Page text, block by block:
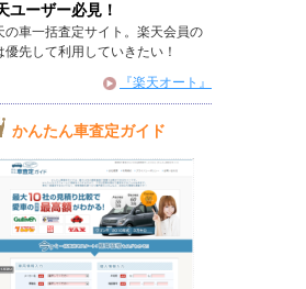
ユーザー必見！
の車一括査定サイト。楽天会員の
優先して利用していきたい！
『楽天オート』
かんたん車査定ガイド